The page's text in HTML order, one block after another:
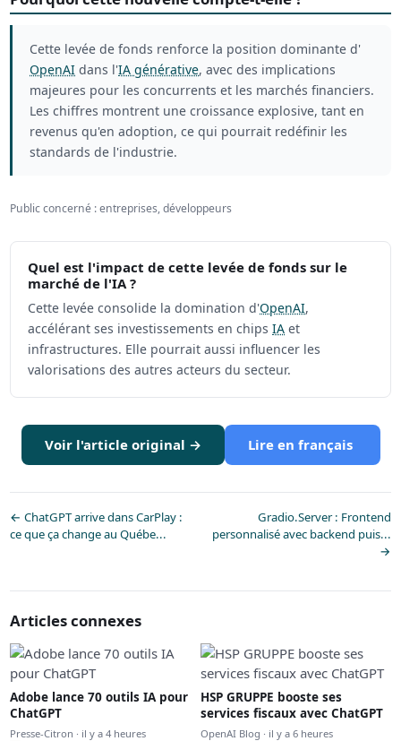
Cette levée de fonds renforce la position dominante d'
OpenAI dans l'IA générative, avec des implications
majeures pour les concurrents et les marchés financiers.
Les chiffres montrent une croissance explosive, tant en
revenus qu'en adoption, ce qui pourrait redéfinir les
standards de l'industrie.
Public concerné : entreprises, développeurs
Quel est l'impact de cette levée de fonds sur le
marché de l'IA ?
Cette levée consolide la domination d'OpenAI,
accélérant ses investissements en chips IA et
infrastructures. Elle pourrait aussi influencer les
valorisations des autres acteurs du secteur.
Voir l'article original → Lire en français
← ChatGPT arrive dans CarPlay :
ce que ça change au Québe...
Gradio.Server : Frontend
personnalisé avec backend puis...
→
Articles connexes
Adobe lance 70 outils IA pour
ChatGPT
Presse-Citron · il y a 4 heures
HSP GRUPPE booste ses
services fiscaux avec ChatGPT
OpenAI Blog · il y a 6 heures